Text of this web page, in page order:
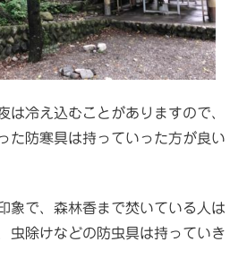
冷え込むことがありますので、
た防寒具は持っていった方が良い
象で、森林香まで焚いている人は
虫除けなどの防虫具は持っていき